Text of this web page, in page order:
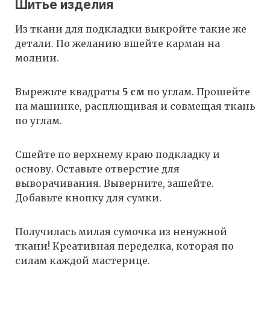
Шитье изделия
Из ткани для подкладки выкройте такие же
детали. По желанию вшейте карман на
молнии.
Вырежьте квадраты 5 см по углам. Прошейте
на машинке, расплющивая и совмещая ткань
по углам.
Сшейте по верхнему краю подкладку и
основу. Оставьте отверстие для
выворачивания. Выверните, зашейте.
Добавьте кнопку для сумки.
Получилась милая сумочка из ненужной
ткани! Креативная переделка, которая по
силам каждой мастерице.